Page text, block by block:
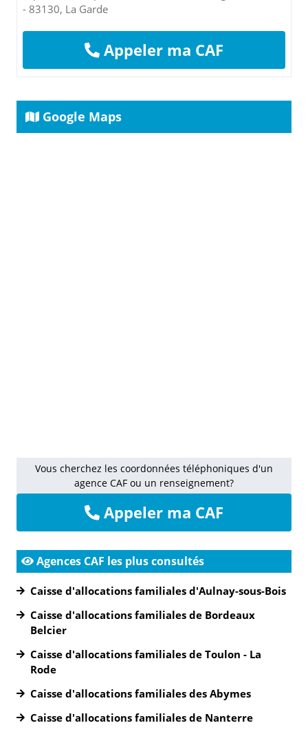
- 83130, La Garde
Appeler ma CAF
Google Maps
Vous cherchez les coordonnées téléphoniques d'un
agence CAF ou un renseignement?
Appeler ma CAF
Agences CAF les plus consultés
Caisse d'allocations familiales d'Aulnay-sous-Bois
Caisse d'allocations familiales de Bordeaux
Belcier
Caisse d'allocations familiales de Toulon - La
Rode
Caisse d'allocations familiales des Abymes
Caisse d'allocations familiales de Nanterre